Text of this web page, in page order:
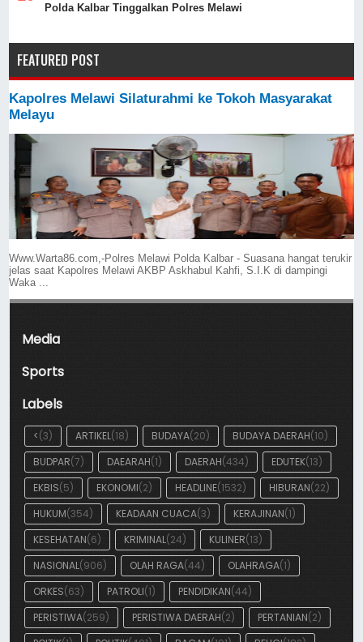
Polda Kalbar Tinggalkan Polres Melawi
FEATURED POST
Kapolres Melawi Silaturahmi ke Tokoh Masyarakat
Melayu
Www.Warta86.com,-Polres Melawi Polda Kalbar - Suasana hangat terukir
jelas saat Kapolres Melawi AKBP Askhabul Kahfi, S.I.K di dampingi
Waka ...
Media
Sports
Labels
<(3) ARTIKEL(18) BUDAYA(20) BUDAYA DAERAH(10)
BUDPAR(7) DAEARAH(1) DAERAH(434) EDUTEK(13)
EKBIS(5) EKONOMI(2) HEADLINE(1532) HIBURAN(22)
HUKUM(354) KEADAAN CUACA(3) KERAJINAN(1)
KESEHATAN(6) KRIMINAL(24) KULINER(13)
NASIONAL(906) OLAH RAGA(44) OLAHRAGA(1)
ORKES(63) PATROLI(1) PENDIDIKAN(44)
PERISTIWA(259) PERISTIWA DAERAH(2) PERTANIAN(2)